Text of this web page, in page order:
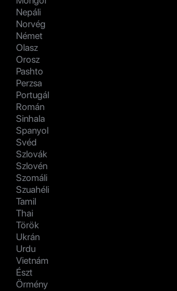
Nepáli
Norvég
Német
Olasz
Orosz
Pashto
Perzsa
Portugál
Román
Sinhala
Spanyol
Svéd
Szlovák
Szlovén
Szomáli
Szuahéli
Tamil
Thai
Török
Ukrán
Urdu
Vietnám
Észt
Örmény